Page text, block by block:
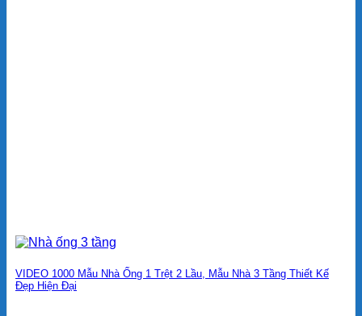
VIDEO 1000 Mẫu Nhà Ống 1 Trệt 2 Lầu, Mẫu Nhà 3 Tầng Thiết Kế
Đẹp Hiện Đại